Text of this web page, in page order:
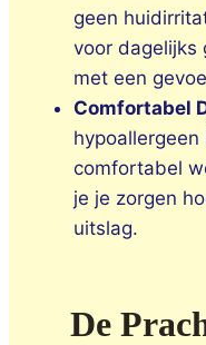
geen
voor dagelijks
met een
Comfortabel
comfortabel
je je zorgen
uitslag.
De